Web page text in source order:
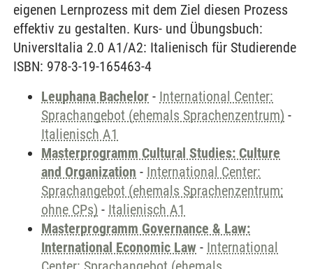
eigenen Lernprozess mit dem Ziel diesen Prozess
effektiv zu gestalten. Kurs- und Übungsbuch:
UniversItalia 2.0 A1/A2: Italienisch für Studierende
ISBN: 978-3-19-165463-4
Leuphana Bachelor - International Center:
Sprachangebot (ehemals Sprachenzentrum) -
Italienisch A1
Masterprogramm Cultural Studies: Culture
and Organization - International Center:
Sprachangebot (ehemals Sprachenzentrum;
ohne CPs) - Italienisch A1
Masterprogramm Governance & Law:
International Economic Law - International